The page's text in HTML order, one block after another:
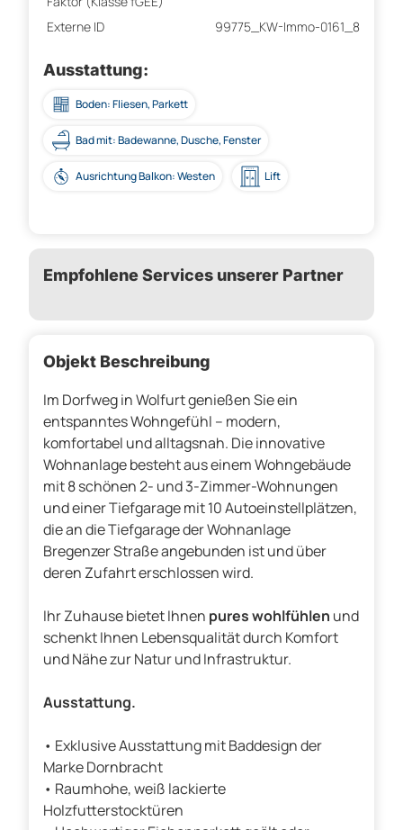
Externe ID 99775_KW-Immo-0161_8
Ausstattung:
Boden: Fliesen, Parkett
Bad mit: Badewanne, Dusche, Fenster
Ausrichtung Balkon: Westen Lift
Empfohlene Services unserer Partner
Objekt Beschreibung
Im Dorfweg in Wolfurt genießen Sie ein
entspanntes Wohngefühl – modern,
komfortabel und alltagsnah. Die innovative
Wohnanlage besteht aus einem Wohngebäude
mit 8 schönen 2- und 3-Zimmer-Wohnungen
und einer Tiefgarage mit 10 Autoeinstellplätzen,
die an die Tiefgarage der Wohnanlage
Bregenzer Straße angebunden ist und über
deren Zufahrt erschlossen wird.
Ihr Zuhause bietet Ihnen pures wohlfühlen und
schenkt Ihnen Lebensqualität durch Komfort
und Nähe zur Natur und Infrastruktur.
Ausstattung.
• Exklusive Ausstattung mit Baddesign der
Marke Dornbracht
• Raumhohe, weiß lackierte
Holzfutterstocktüren